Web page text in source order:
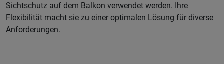
Sichtschutz auf dem Balkon verwendet werden. Ihre
Flexibilität macht sie zu einer optimalen Lösung für diverse
Anforderungen.